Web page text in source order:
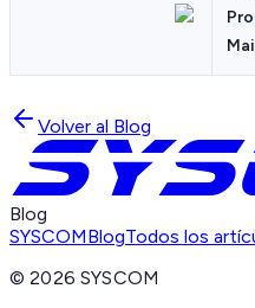
Volver al Blog
Blog
SYSCOMBlogTodos los
©2026 SYSCOM